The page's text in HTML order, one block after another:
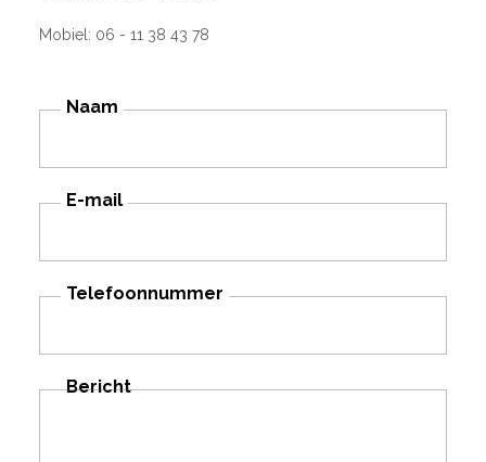
Naam
E-mail
Telefoonnummer
Bericht
Mobiel: 06 - 11 38 43 78